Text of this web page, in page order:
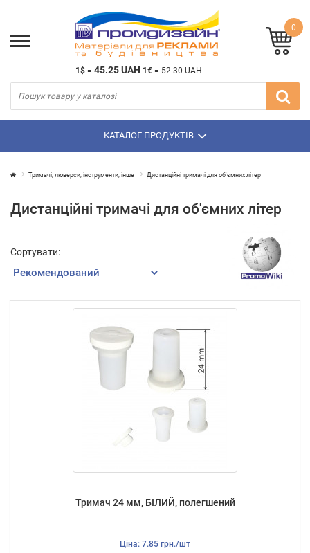
1$ = 45.25 UAH 1€ = 52.30 UAH
0
КАТАЛОГ ПРОДУКТІВ
Тримачі, люверси, інструменти, інше Дистанційні тримачі для об'ємних літер
Дистанційні тримачі для об'ємних літер
Сортувати:
Тримач 24 мм, БІЛИЙ, полегшений
Ціна: 7.85 грн./шт